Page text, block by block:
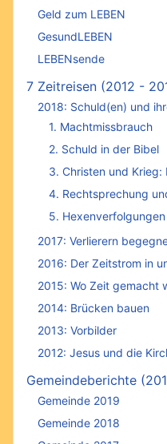
Geld zum LEBEN
GesundLEBEN
LEBENsende
7 Zeitreisen (2012 -
2018: Schuld(en) und
1. Machtmissbrauch
2. Schuld in der Bibel
3. Christen und Krieg:
4. Rechtsprechung
5. Hexenverfolgungen
2017: Verlierern
2016: Der Zeitstrom in
2015: Wo Zeit gemacht
2014: Brücken bauen
2013: Vorbilder
2012: Jesus und die
Gemeindeberichte
Gemeinde 2019
Gemeinde 2018